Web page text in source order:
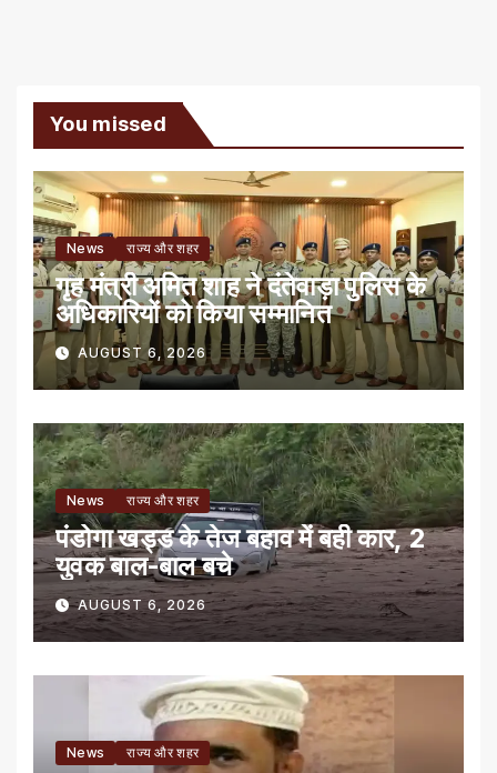
You missed
News राज्य और शहर
गृह मंत्री अमित शाह ने दंतेवाड़ा पुलिस के
अधिकारियों को किया सम्मानित
AUGUST 6, 2026
News राज्य और शहर
पंडोगा खड्ड के तेज बहाव में बही कार, 2
युवक बाल-बाल बचे
AUGUST 6, 2026
News राज्य और शहर